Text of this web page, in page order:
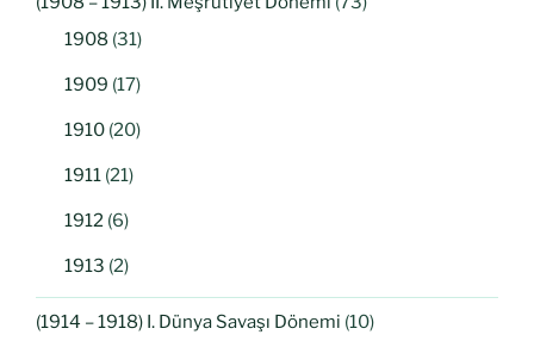
1908 (31)
1909 (17)
1910 (20)
1911 (21)
1912 (6)
1913 (2)
(1914 – 1918) I. Dünya Savaşı Dönemi (10)